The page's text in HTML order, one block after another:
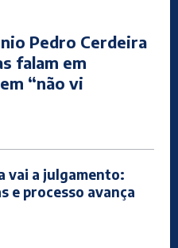
Pedro Cerdeira
falam em
“não vi
vai a julgamento:
e processo avança